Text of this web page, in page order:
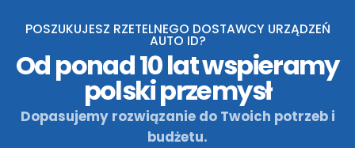
POSZUKUJESZ RZETELNEGO DOSTAWCY URZĄDZEŃ
AUTO ID?
Od ponad 10 lat wspieramy
polski przemysł
Dopasujemy rozwiązanie do Twoich potrzeb i
budżetu.